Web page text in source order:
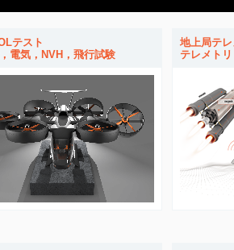
テスト
電気，NVH，飛行試験
地上局テ
テレメト